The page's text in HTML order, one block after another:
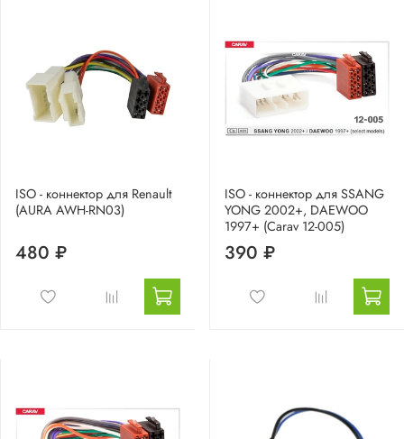
ISO - коннектор для Renault
(AURA AWH-RN03)
480 ₽
ISO - коннектор для SSANG
YONG 2002+, DAEWOO
1997+ (Carav 12-005)
390 ₽